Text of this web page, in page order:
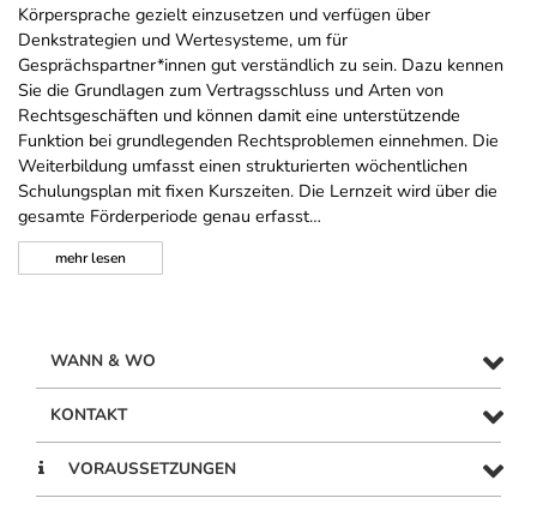
Körpersprache gezielt einzusetzen und verfügen über
Denkstrategien und Wertesysteme, um für
Gesprächspartner*innen gut verständlich zu sein. Dazu kennen
Sie die Grundlagen zum Vertragsschluss und Arten von
Rechtsgeschäften und können damit eine unterstützende
Funktion bei grundlegenden Rechtsproblemen einnehmen. Die
Weiterbildung umfasst einen strukturierten wöchentlichen
Schulungsplan mit fixen Kurszeiten. Die Lernzeit wird über die
gesamte Förderperiode genau erfasst…
mehrlesen
WANN & WO
KONTAKT
VORAUSSETZUNGEN